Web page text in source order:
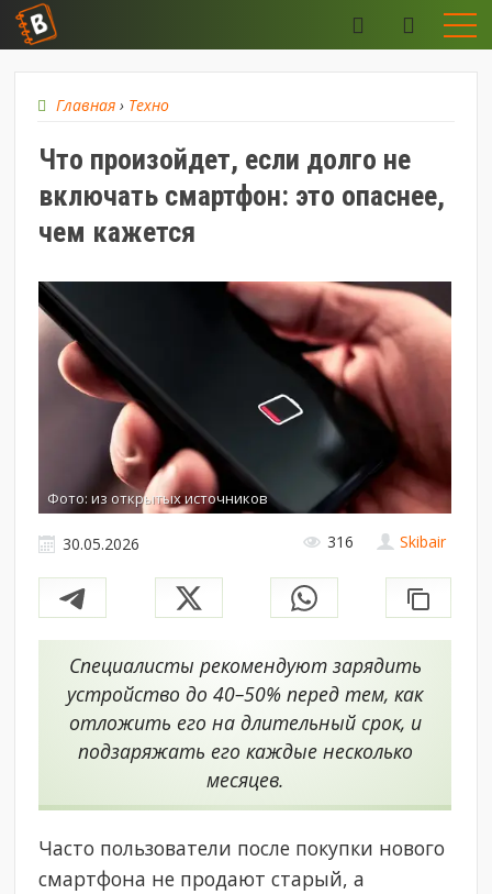
Главная › Техно
Что произойдет, если долго не
включать смартфон: это опаснее,
чем кажется
Фото: из открытых источников
Skibair
30.05.2026 316
Специалисты рекомендуют зарядить
устройство до 40–50% перед тем, как
отложить его на длительный срок, и
подзаряжать его каждые несколько
месяцев.
Часто пользователи после покупки нового
смартфона не продают старый, а